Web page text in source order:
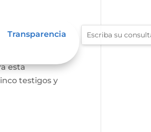
Transparencia
debe ser
esta
testigos y